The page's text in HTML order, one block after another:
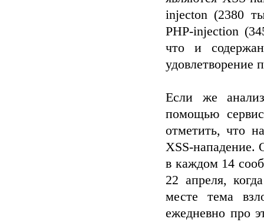
injecton (2380
PHP-injection
что и
удовлетворение
Если же
помощью
отметить, что
XSS-нападение.
в каждом 14
22 апреля,
месте тема
ежедневно про